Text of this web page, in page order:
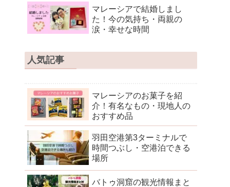
マレーシアで結婚しまし
た！今の気持ち・両親の
涙・幸せな時間
人気記事
マレーシアのお菓子を紹
介！有名なもの・現地人の
おすすめ品
羽田空港第3ターミナルで
時間つぶし・空港泊できる
場所
バトゥ洞窟の観光情報まと